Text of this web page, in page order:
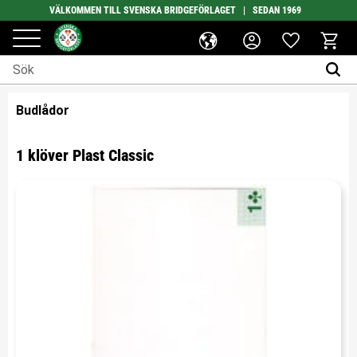
Meny
VÄLKOMMEN TILL SVENSKA BRIDGEFÖRLAGET | SEDAN 1969
Favoriter
Budlådor
1 klöver Plast Classic